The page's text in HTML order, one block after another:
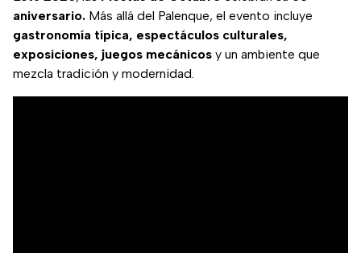
aniversario. Más allá del Palenque, el evento incluye
gastronomía típica, espectáculos culturales,
exposiciones, juegos mecánicos y un ambiente que
mezcla tradición y modernidad.